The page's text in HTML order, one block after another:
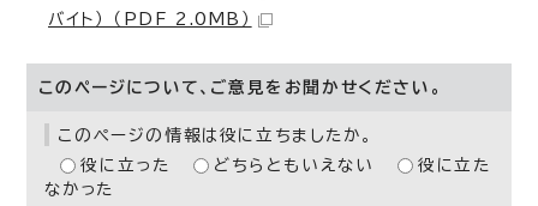
バイト） （PDF 2.0MB）
このページについて、ご意見をお聞かせください。
このページの情報は役に立ちましたか。
役に立った
どちらともいえない
役に立た
なかった